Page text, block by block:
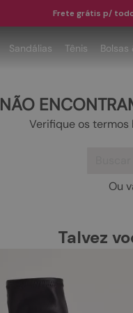
Frete grátis p/
Sandálias Tênis Bolsas
Verifique os
Ou
Talvez
TERMOS MAIS
rasteira
bota